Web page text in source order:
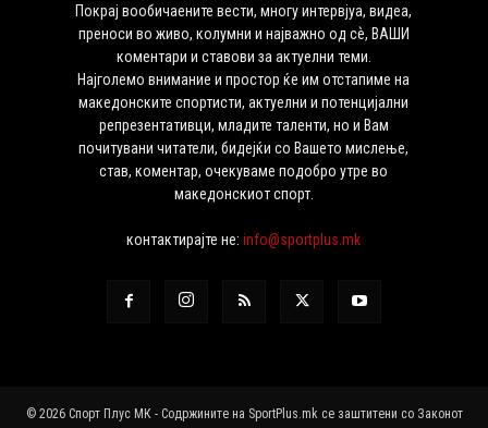
Покрај вообичаените вести, многу интервјуа, видеа,
преноси во живо, колумни и најважно од сѐ, ВАШИ
коментари и ставови за актуелни теми.
Најголемо внимание и простор ќе им отстапиме на
македонските спортисти, актуелни и потенцијални
репрезентативци, младите таленти, но и Вам
почитувани читатели, бидејќи со Вашето мислење,
став, коментар, очекуваме подобро утре во
македонскиот спорт.
контактирајте не:info@sportplus.mk
© 2026 Спорт Плус МК - Содржините на SportPlus.mk се заштитени со Законот